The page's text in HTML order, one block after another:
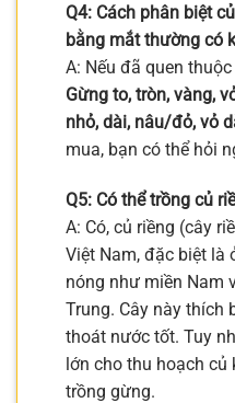
Q4: Cách phân biệt
bằng mắt thường có
A: Nếu đã quen
Gừng to, tròn, vàng,
nhỏ, dài, nâu/đỏ, vỏ
mua, bạn có thể hỏi
Q5: Có thể trồng củ
A: Có, củ riềng (cây
Việt Nam, đặc biệt là
nóng như miền Nam
Trung. Cây này thích
thoát nước tốt. Tuy
lớn cho thu hoạch củ
trồng gừng.